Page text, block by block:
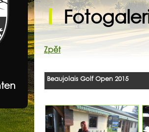
Zpět
Beaujolais Golf Open 2015